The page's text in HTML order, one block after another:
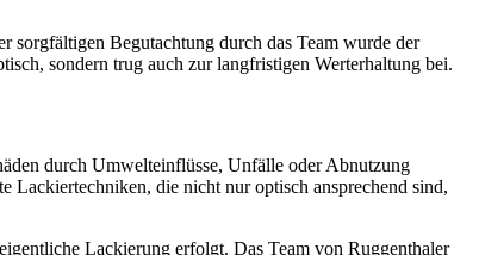
sorgfältigen Begutachtung durch das Team wurde der
sondern trug auch zur langfristigen Werterhaltung bei.
durch Umwelteinflüsse, Unfälle oder Abnutzung
Lackiertechniken, die nicht nur optisch ansprechend sind,
Lackierung erfolgt. Das Team von Ruggenthaler